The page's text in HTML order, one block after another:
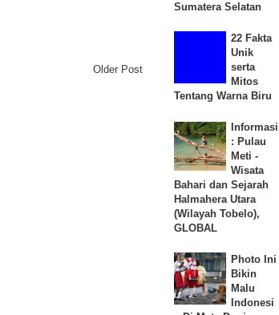
Sumatera Selatan
22 Fakta
Unik
serta
Mitos
Tentang Warna Biru
Informasi
: Pulau
Meti -
Wisata
Bahari dan Sejarah
Halmahera Utara
(Wilayah Tobelo),
GLOBAL
Photo Ini
Bikin
Malu
Indonesi
Older Post